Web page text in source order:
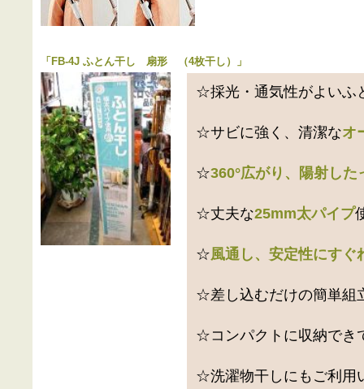
「 FB-4J ふとん干し 扇形 （4枚干し） 」
☆採光・通気性がよいふ
☆サビに強く、清潔なオ
☆360°広がり、陽射した
☆丈夫な25mm太パイプ
☆風通し、安定性にすぐ
☆差し込むだけの簡単組
☆コンパクトに収納でき
☆洗濯物干しにもご利用